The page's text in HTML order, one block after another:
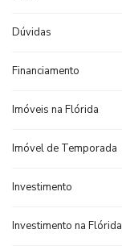
Dúvidas
Financiamento
Imóveis na Flórida
Imóvel de Temporada
Investimento
Investimento na Flórida